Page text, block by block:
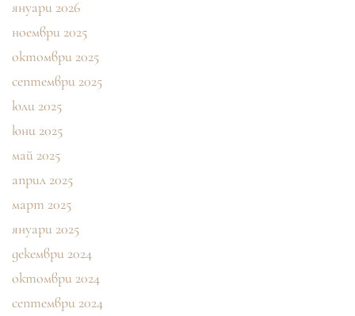
януари 2026
ноември 2025
октомври 2025
септември 2025
юли 2025
юни 2025
май 2025
април 2025
март 2025
януари 2025
декември 2024
октомври 2024
септември 2024